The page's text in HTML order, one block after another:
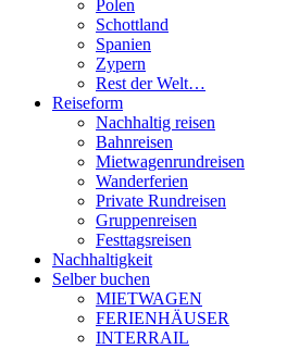
Polen
Schottland
Spanien
Zypern
Rest der Welt…
Reiseform
Nachhaltig reisen
Bahnreisen
Mietwagenrundreisen
Wanderferien
Private Rundreisen
Gruppenreisen
Festtagsreisen
Nachhaltigkeit
Selber buchen
MIETWAGEN
FERIENHÄUSER
INTERRAIL